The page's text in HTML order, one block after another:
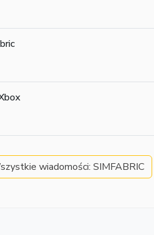
wiadomości: SIMFABRIC